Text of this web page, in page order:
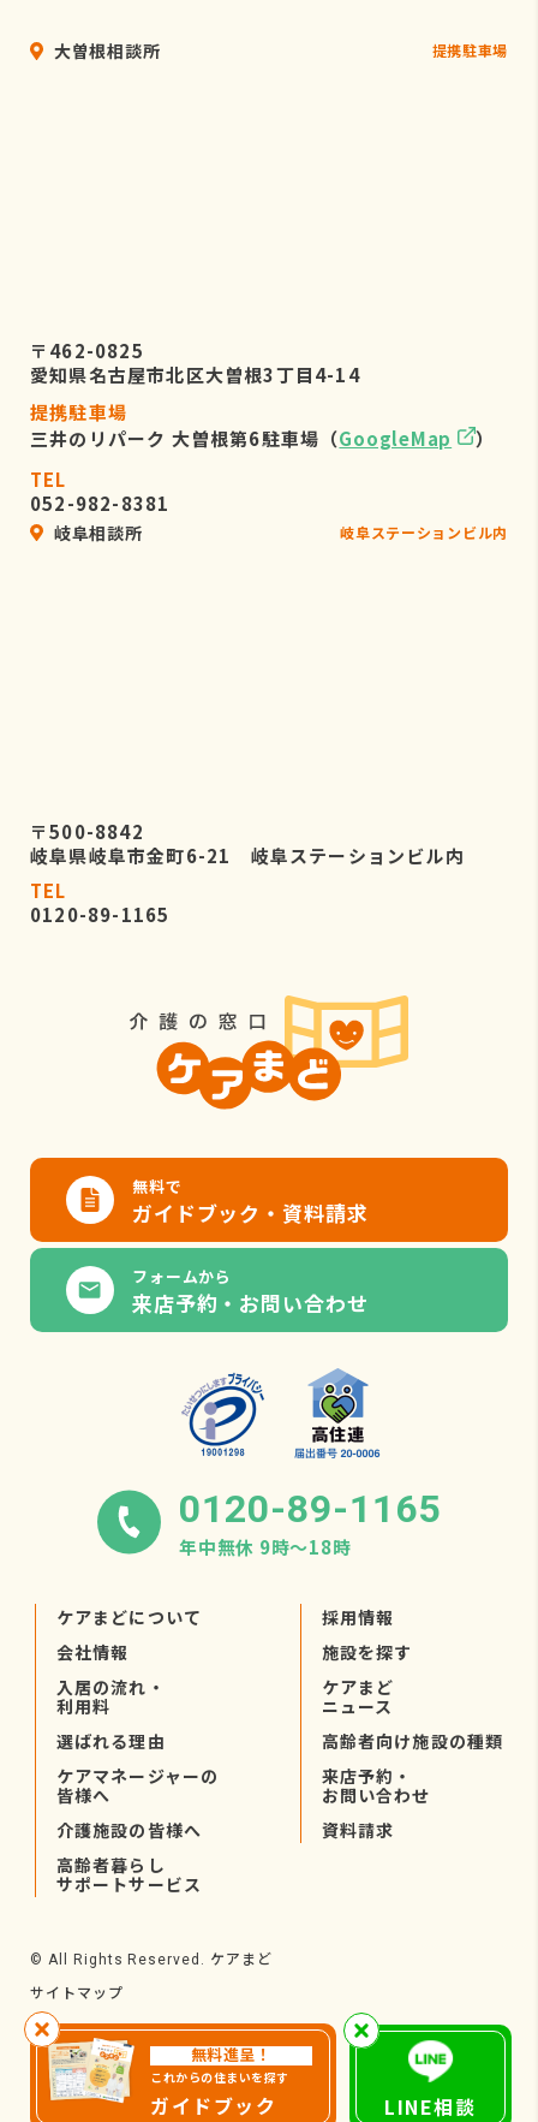
無料進呈！
これからの住まいを探す
ガイドブック LINE相談
大曽根相談所 提携駐車場
〒462-0825
愛知県名古屋市北区大曽根3丁目4-14
提携駐車場
三井のリパーク 大曽根第6駐車場（GoogleMap
）
TEL
052-982-8381
岐阜相談所 岐阜ステーションビル内
〒500-8842
岐阜県岐阜市金町6-21 岐阜ステーションビル内
TEL
0120-89-1165
無料で
ガイドブック・資料請求
フォームから
来店予約・お問い合わせ
0120-89-1165
年中無休 9時〜18時
ケアまどについて
会社情報
入居の流れ・
利用料
選ばれる理由
ケアマネージャーの
皆様へ
介護施設の皆様へ
高齢者暮らし
サポートサービス
採用情報
施設を探す
ケアまど
ニュース
高齢者向け施設の種類
来店予約・
お問い合わせ
資料請求
© All Rights Reserved. ケアまど
サイトマップ